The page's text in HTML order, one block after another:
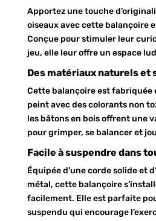
Apportez une touche
oiseaux avec cette balançoire
Conçue pour stimuler leur
jeu, elle leur offre un espace
Des matériaux naturels et
Cette balançoire est fabriquée
peint avec des colorants non
les bâtons en bois offrent une
pour grimper, se balancer et
Facile à suspendre dans
Équipée d’une corde solide et
métal, cette balançoire
facilement. Elle est parfaite
suspendu qui encourage